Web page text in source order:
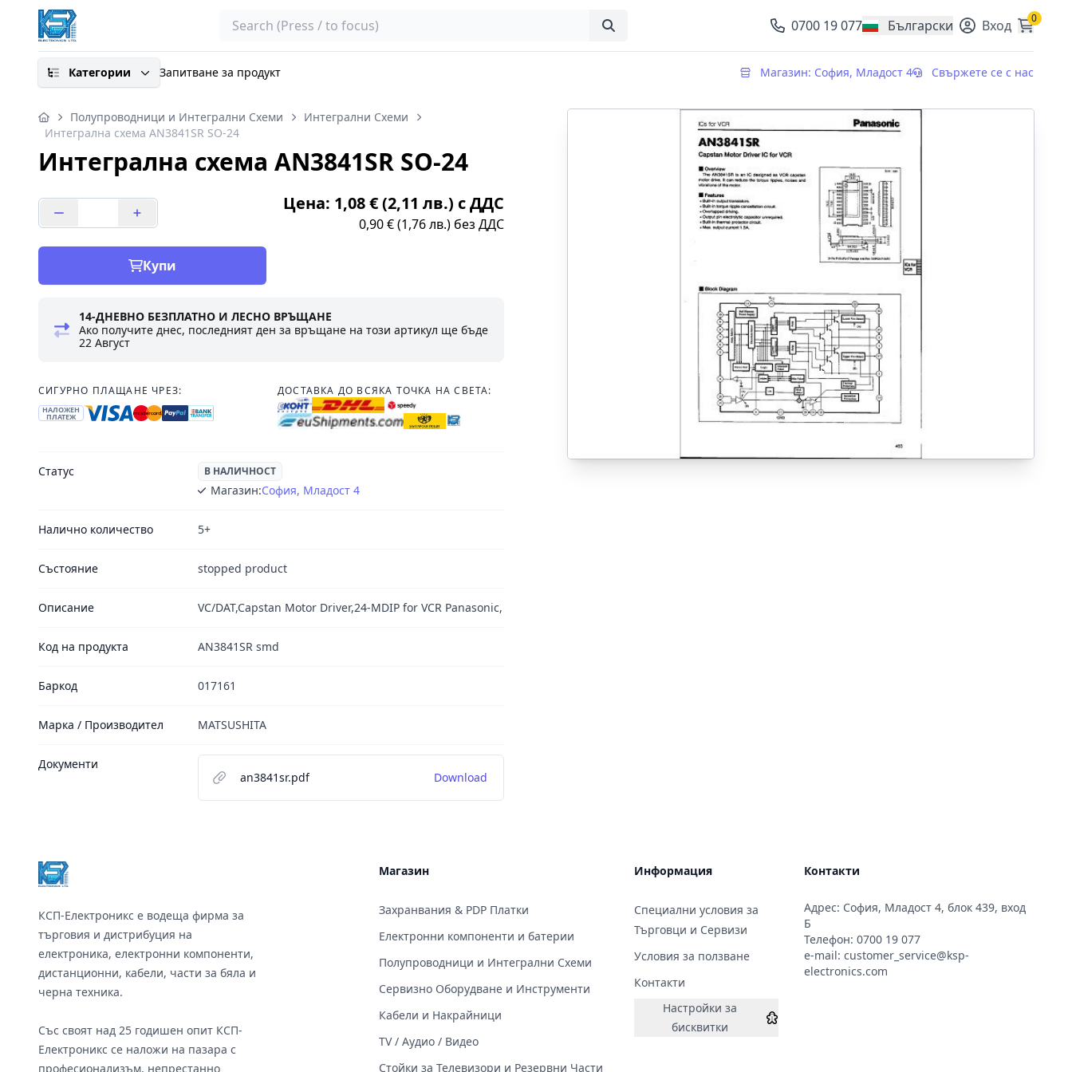
Search 0700 19 077 Български
, change currency Вход 0
Категории Запитване за продукт Магазин: София, Младост 4 Свържете се с нас
Полупроводници и Интегрални Схеми
Интегрални Схеми
Интегрална схема AN3841SR SO-24
Интегрална схема AN3841SR SO-24
Цена: 1,08 € (2,11 лв.) с ДДС
0,90 € (1,76 лв.) без ДДС
Купи
14-ДНЕВНО БЕЗПЛАТНО И ЛЕСНО ВРЪЩАНЕ
Ако получите днес, последният ден за връщане на този артикул ще бъде
22 Август
СИГУРНО ПЛАЩАНЕ ЧРЕЗ:
НАЛОЖЕН
ПЛАТЕЖ
ДОСТАВКА ДО ВСЯКА ТОЧКА НА СВЕТА:
Статус В НАЛИЧНОСТ
Магазин:София, Младост 4
Налично количество 5+
Състояние stopped product
Описание VC/DAT,Capstan Motor Driver,24-MDIP for VCR Panasonic,
Код на продукта AN3841SR smd
Баркод 017161
Марка / Производител MATSUSHITA
Документи
an3841sr.pdf
Download
КСП-Електроникс е водеща фирма за
търговия и дистрибуция на
електроника, електронни компоненти,
дистанционни, кабели, части за бяла и
черна техника.
Със своят над 25 годишен опит КСП-
Електроникс се наложи на пазара с
професионализъм, непрестанно
Магазин
Захранвания & PDP Платки
Електронни компоненти и батерии
Полупроводници и Интегрални Схеми
Сервизно Оборудване и Инструменти
Кабели и Накрайници
TV / Аудио / Видео
Стойки за Телевизори и Резервни Части
Информация
Специални условия за
Търговци и Сервизи
Условия за ползване
Контакти
Настройки за
бисквитки
Контакти
Адрес: София, Младост 4, блок 439, вход
Б
Телефон: 0700 19 077
e-mail: customer_service@ksp-
electronics.com